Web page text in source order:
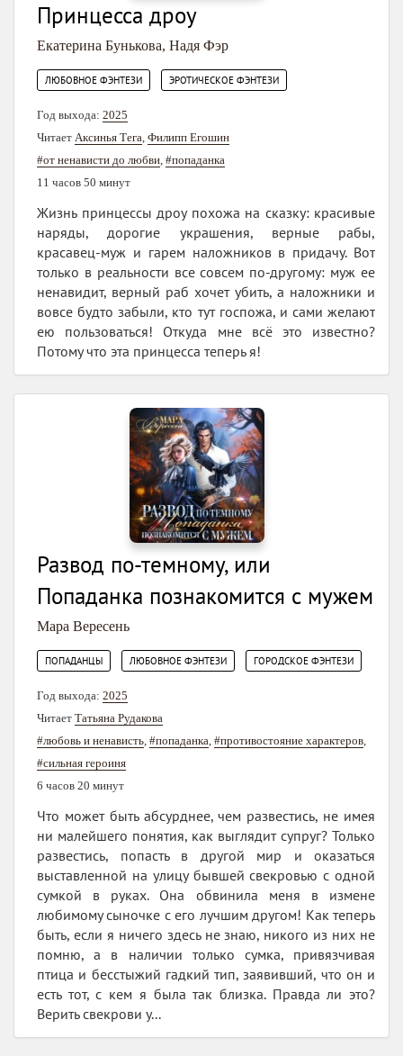
Принцесса дроу
Екатерина Бунькова, Надя Фэр
ЛЮБОВНОЕ ФЭНТЕЗИ ЭРОТИЧЕСКОЕ ФЭНТЕЗИ
Год выхода: 2025
Читает Аксинья Тега, Филипп Егошин
#от ненависти до любви, #попаданка
11 часов 50 минут
Жизнь принцессы дроу похожа на сказку: красивые
наряды, дорогие украшения, верные рабы,
красавец-муж и гарем наложников в придачу. Вот
только в реальности все совсем по-другому: муж ее
ненавидит, верный раб хочет убить, а наложники и
вовсе будто забыли, кто тут госпожа, и сами желают
ею пользоваться! Откуда мне всё это известно?
Потому что эта принцесса теперь я!
Развод по-темному, или
Попаданка познакомится с мужем
Мара Вересень
ПОПАДАНЦЫ ЛЮБОВНОЕ ФЭНТЕЗИ ГОРОДСКОЕ ФЭНТЕЗИ
Год выхода: 2025
Читает Татьяна Рудакова
#любовь и ненависть, #попаданка, #противостояние характеров,
#сильная героиня
6 часов 20 минут
Что может быть абсурднее, чем развестись, не имея
ни малейшего понятия, как выглядит супруг? Только
развестись, попасть в другой мир и оказаться
выставленной на улицу бывшей свекровью с одной
сумкой в руках. Она обвинила меня в измене
любимому сыночке с его лучшим другом! Как теперь
быть, если я ничего здесь не знаю, никого из них не
помню, а в наличии только сумка, привязчивая
птица и бесстыжий гадкий тип, заявивший, что он и
есть тот, с кем я была так близка. Правда ли это?
Верить свекрови у...